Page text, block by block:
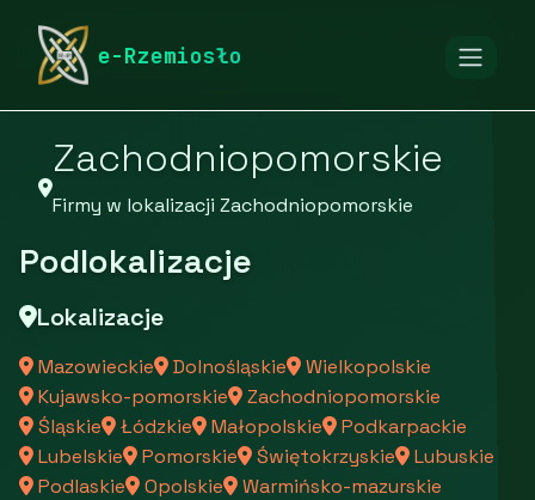
e-Rzemiosło
rymarstwo-poznan.pl
Zachodniopomorskie
Firmy w lokalizacji Zachodniopomorskie
Podlokalizacje
Lokalizacje
Mazowieckie Dolnośląskie
Wielkopolskie
Kujawsko-pomorskie
Zachodniopomorskie
Śląskie
Łódzkie Małopolskie
Podkarpackie
Lubelskie
Pomorskie Świętokrzyskie
Lubuskie
Podlaskie
Opolskie Warmińsko-mazurskie